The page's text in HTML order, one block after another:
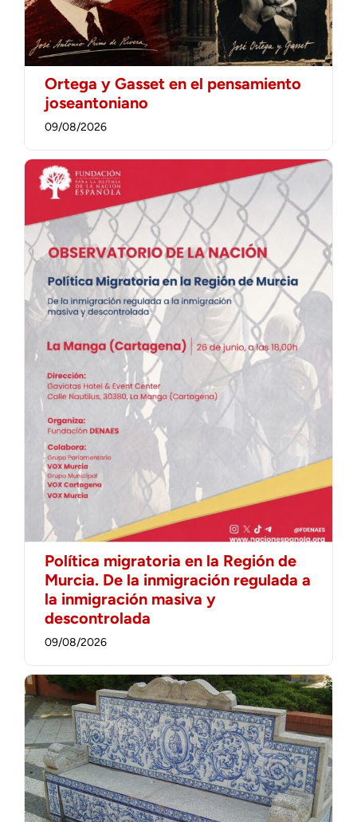
Ortega y Gasset en el pensamiento
joseantoniano
09/08/2026
Política migratoria en la Región de
Murcia. De la inmigración regulada a
la inmigración masiva y
descontrolada
09/08/2026